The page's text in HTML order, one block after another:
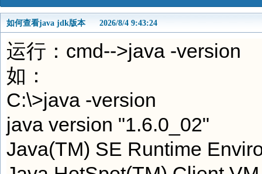
如何查看java jdk版本 2026/8/4 9:43:24
运行：cmd-->java -version
如：
C:\>java -version
java version "1.6.0_02"
Java(TM) SE Runtime